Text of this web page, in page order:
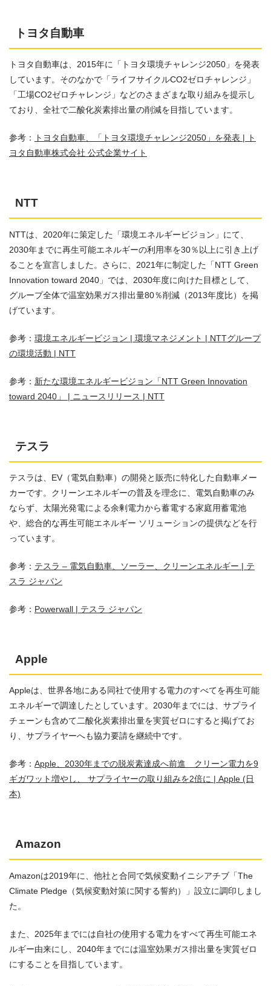
トヨタ自動車
トヨタ自動車は、2015年に「トヨタ環境チャレンジ2050」を発表
しています。そのなかで「ライフサイクルCO2ゼロチャレンジ」
「工場CO2ゼロチャレンジ」などのさまざまな取り組みを提示し
ており、全社で二酸化炭素排出量の削減を目指しています。
参考：
トヨタ自動車、「トヨタ環境チャレンジ2050」を発表 | ト
ヨタ自動車株式会社 公式企業サイト
NTT
NTTは、2020年に策定した「環境エネルギービジョン」にて、
2030年までに再生可能エネルギーの利用率を30％以上に引き上げ
ることを宣言しました。さらに、2021年に制定した「NTT Green
Innovation toward 2040」では、2030年度に向けた目標として、
グループ全体で温室効果ガス排出量80％削減（2013年度比）を掲
げています。
参考： 環境エネルギービジョン | 環境マネジメント | NTTグループ
の環境活動 | NTT
参考： 新たな環境エネルギービジョン「NTT Green Innovation
toward 2040」 | ニュースリリース | NTT
テスラ
テスラは、EV（電気自動車）の開発と販売に特化した自動車メー
カーです。クリーンエネルギーの普及を理念に、電気自動車のみ
ならず、太陽光発電による余剰電力から蓄電する家庭用蓄電池
や、総合的な再生可能エネルギー ソリューションの提供などを行
っています。
参考： テスラ – 電気自動車、ソーラー、クリーンエネルギー | テ
スラ ジャパン
参考： Powerwall | テスラ ジャパン
Apple
Appleは、世界各地にある同社で使用する電力のすべてを再生可能
エネルギーで調達したとしています。2030年までには、サプライ
チェーンも含めて二酸化炭素排出量を実質ゼロにすると掲げてお
り、サプライヤーへも協力要請を継続中です。
参考： Apple、2030年までの脱炭素達成へ前進 クリーン電力を9
ギガワット増やし、 サプライヤーの取り組みを2倍に | Apple (日
本)
Amazon
Amazonは2019年に、他社と合同で気候変動イニシアチブ「The
Climate Pledge（気候変動対策に関する誓約）」設立に調印しまし
た。
また、2025年までには自社の使用する電力をすべて再生可能エネ
ルギー由来にし、2040年までには温室効果ガス排出量を実質ゼロ
にすることを目指しています。